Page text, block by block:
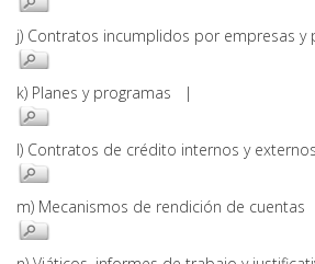
j) Contratos incumplidos por empresas
k) Planes y programas |
l) Contratos de crédito internos y
m) Mecanismos de rendición de